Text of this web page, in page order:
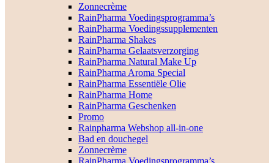
Zonnecrème
RainPharma Voedingsprogramma’s
RainPharma Voedingssupplementen
RainPharma Shakes
RainPharma Gelaatsverzorging
RainPharma Natural Make Up
RainPharma Aroma Special
RainPharma Essentiële Olie
RainPharma Home
RainPharma Geschenken
Promo
Rainpharma Webshop all-in-one
Bad en douchegel
Zonnecrème
RainPharma Voedingsprogramma’s